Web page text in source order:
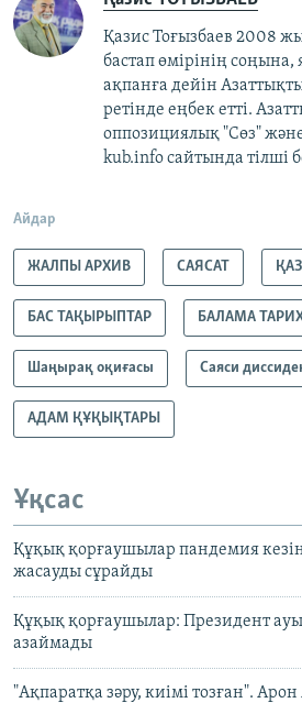
Қазис Тоғызбаев 2008
бастап өмірінің
ақпанға дейін
ретінде еңбек етті.
оппозициялық "Сөз" және
kub.info сайтында тілші
Айдар
ЖАЛПЫ АРХИВ САЯСАТ
БАС ТАҚЫРЫПТАР БАЛАМА
Шаңырақ оқиғасы Саяси
АДАМ ҚҰҚЫҚТАРЫ
Ұқсас
Құқық қорғаушылар пандемия
жасауды сұрайды
Құқық қорғаушылар: Президент
азаймады
"Ақпаратқа зәру, киімі тозған". Арон